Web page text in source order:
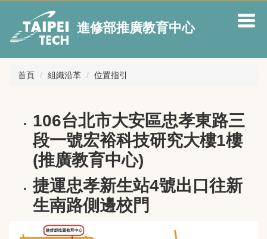
內
進修部推廣教育中心
首頁 組織沿革 位置指引
106台北市大安區忠孝東路三
段一號宏裕科技研究大樓1樓
(推廣教育中心)
捷運忠孝新生站4號出口往新
生南路側邊校門